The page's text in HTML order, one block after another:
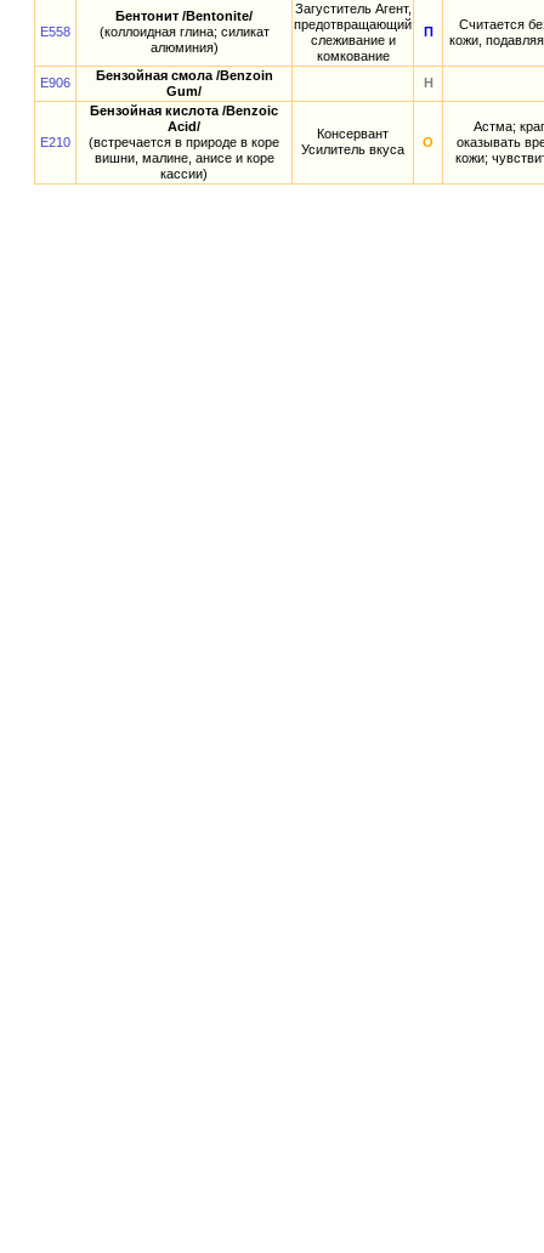
E558
Бентонит /Bentonite/
(коллоидная глина; силикат
алюминия)
Загуститель Агент,
предотвращающий
слеживание и
комкование
П
Считается
кожи,
E906
Бензойная смола /Benzoin
Gum/
Н
E210
Бензойная кислота /Benzoic
Acid/
(встречается в природе в коре
вишни, малине, анисе и коре
кассии)
Консервант
Усилитель вкуса
О
Астма;
оказывать
кожи;